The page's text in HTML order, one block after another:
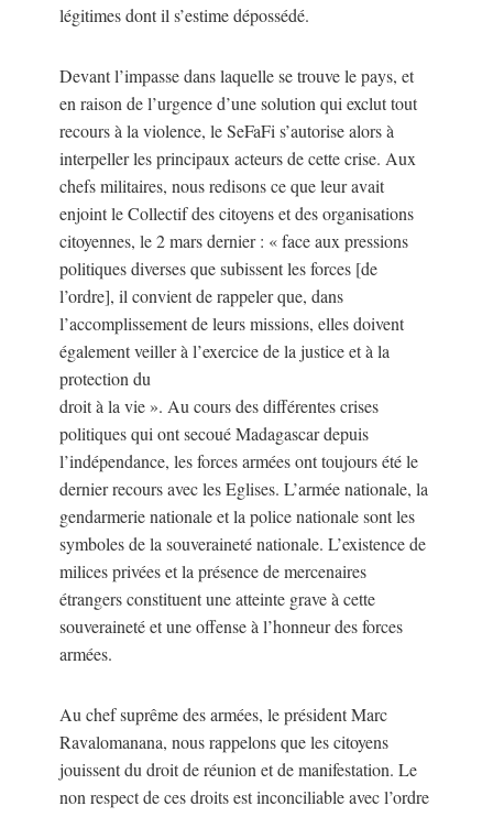
légitimes dont il s’estime dépossédé.
Devant l’impasse dans laquelle se trouve le pays, et
en raison de l’urgence d’une solution qui exclut tout
recours à la violence, le SeFaFi s’autorise alors à
interpeller les principaux acteurs de cette crise. Aux
chefs militaires, nous redisons ce que leur avait
enjoint le Collectif des citoyens et des organisations
citoyennes, le 2 mars dernier : « face aux pressions
politiques diverses que subissent les forces [de
l’ordre], il convient de rappeler que, dans
l’accomplissement de leurs missions, elles doivent
également veiller à l’exercice de la justice et à la
protection du
droit à la vie ». Au cours des différentes crises
politiques qui ont secoué Madagascar depuis
l’indépendance, les forces armées ont toujours été le
dernier recours avec les Eglises. L’armée nationale, la
gendarmerie nationale et la police nationale sont les
symboles de la souveraineté nationale. L’existence de
milices privées et la présence de mercenaires
étrangers constituent une atteinte grave à cette
souveraineté et une offense à l’honneur des forces
armées.
Au chef suprême des armées, le président Marc
Ravalomanana, nous rappelons que les citoyens
jouissent du droit de réunion et de manifestation. Le
non respect de ces droits est inconciliable avec l’ordre